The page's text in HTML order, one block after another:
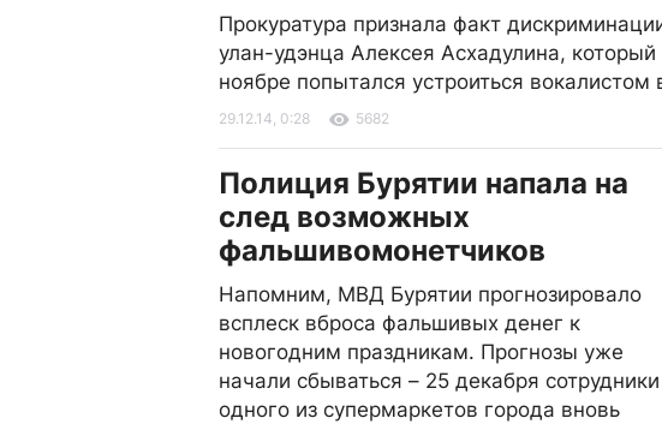
Прокуратура признала факт
улан-удэнца Алексея Асхадулина, который
ноябре попытался устроиться вокалистом
29.12.14, 0:28 5682
Полиция Бурятии напала на
след возможных
фальшивомонетчиков
Напомним, МВД Бурятии прогнозировало
всплеск вброса фальшивых денег к
новогодним праздникам. Прогнозы уже
начали сбываться – 25 декабря сотрудники
одного из супермаркетов города вновь